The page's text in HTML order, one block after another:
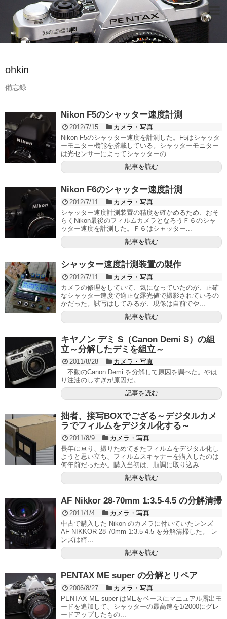
ohkin
備忘録
Nikon F5のシャッター速度計測
2012/7/15
カメラ・写真
Nikon F5のシャッター速度を計測した。F5はシャッタ
ーモニター機能を搭載している。シャッターモニター
は光センサーによってシャッターの...
記事を読む
Nikon F6のシャッター速度計測
2012/7/11
カメラ・写真
シャッター速度計測装置の精度を確かめるため、おそ
らくNikon最後のフィルムカメラとなろうＦ６のシャ
ッター速度を計測した。Ｆ６はシャッター...
記事を読む
シャッター速度計測装置の製作
2012/7/11
カメラ・写真
カメラの修理をしていて、気になっていたのが、正確
なシャッター速度で適正な露光値で撮影されているの
かだった。試写はしてみるが、現像は自前でや...
記事を読む
キヤノン デミ S（Canon Demi S）の組
立～分解したデミを組立～
2011/8/28
カメラ・写真
不動のCanon Demi を分解して原因を調べた。やは
り注油のしすぎが原因だ。
記事を読む
拙者、接写BOXでござる～デジタルカメ
ラでフィルムをデジタル化する～
2011/8/9
カメラ・写真
長年に亘り、撮りためてきたフィルムをデジタル化し
ようと思い立ち、フィルムスキャナーを購入したのは
何年前だったか。購入当初は、順調に取り込み...
記事を読む
AF Nikkor 28-70mm 1:3.5-4.5 の分解清掃
2011/1/4
カメラ・写真
中古で購入した Nikon のカメラに付いていたレンズ
AF NIKKOR 28-70mm 1:3.5-4.5 を分解清掃した。 レ
ンズは綺...
記事を読む
PENTAX ME super の分解とリペア
2006/8/27
カメラ・写真
PENTAX ME super はMEをベースにマニュアル露出モ
ードを追加して、シャッターの最高速を1/2000にグレ
ードアップしたもの...